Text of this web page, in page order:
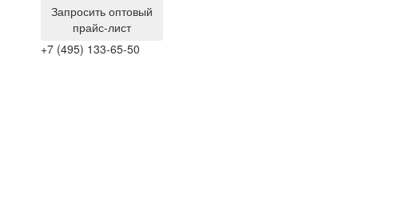
Запросить оптовый
прайс-лист
+7 (495) 133-65-50